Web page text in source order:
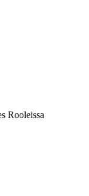
Rooleissa